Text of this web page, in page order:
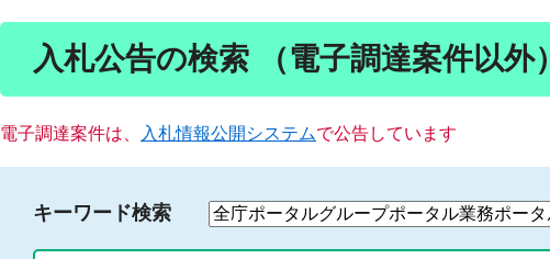
入札公告の検索 （電子調達案件以外）
電子調達案件は、 入札情報公開システムで公告しています
キーワード検索
検